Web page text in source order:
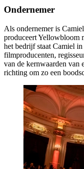
Ondernemer
Als ondernemer is
produceert Yellowbloom
het bedrijf staat Camiel in
filmproducenten,
van de kernwaarden van
richting om zo een